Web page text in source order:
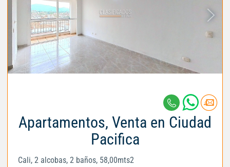
Apartamentos, Venta en Ciudad
Pacifica
Cali, 2 alcobas, 2 baños, 58,00mts2